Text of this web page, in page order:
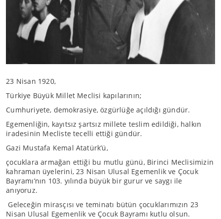
23 Nisan 1920,
Türkiye Büyük Millet Meclisi kapılarının;
Cumhuriyete, demokrasiye, özgürlüğe açıldığı gündür.
Egemenliğin, kayıtsız şartsız millete teslim edildiği, halkın
iradesinin Mecliste tecelli ettiği gündür.
Gazi Mustafa Kemal Atatürk’ü,
çocuklara armağan ettiği bu mutlu günü, Birinci Meclisimizin
kahraman üyelerini, 23 Nisan Ulusal Egemenlik ve Çocuk
Bayramı’nın 103. yılında büyük bir gurur ve saygı ile
anıyoruz.
Geleceğin mirasçısı ve teminatı bütün çocuklarımızın 23
Nisan Ulusal Egemenlik ve Çocuk Bayramı kutlu olsun.